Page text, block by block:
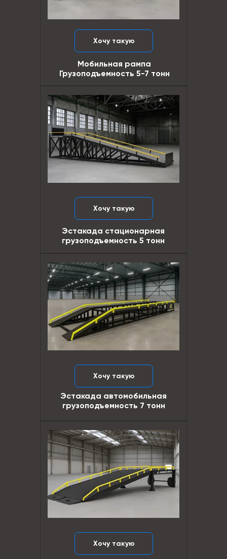
Хочу такую
Хочу такую
Эстакада автомобильная
грузоподъемность 7 тонн
Хочу такую
Эстакада стационарная
грузоподъемность 5 тонн
Хочу такую
Мобильная рампа
Грузоподъемность 5-7 тонн